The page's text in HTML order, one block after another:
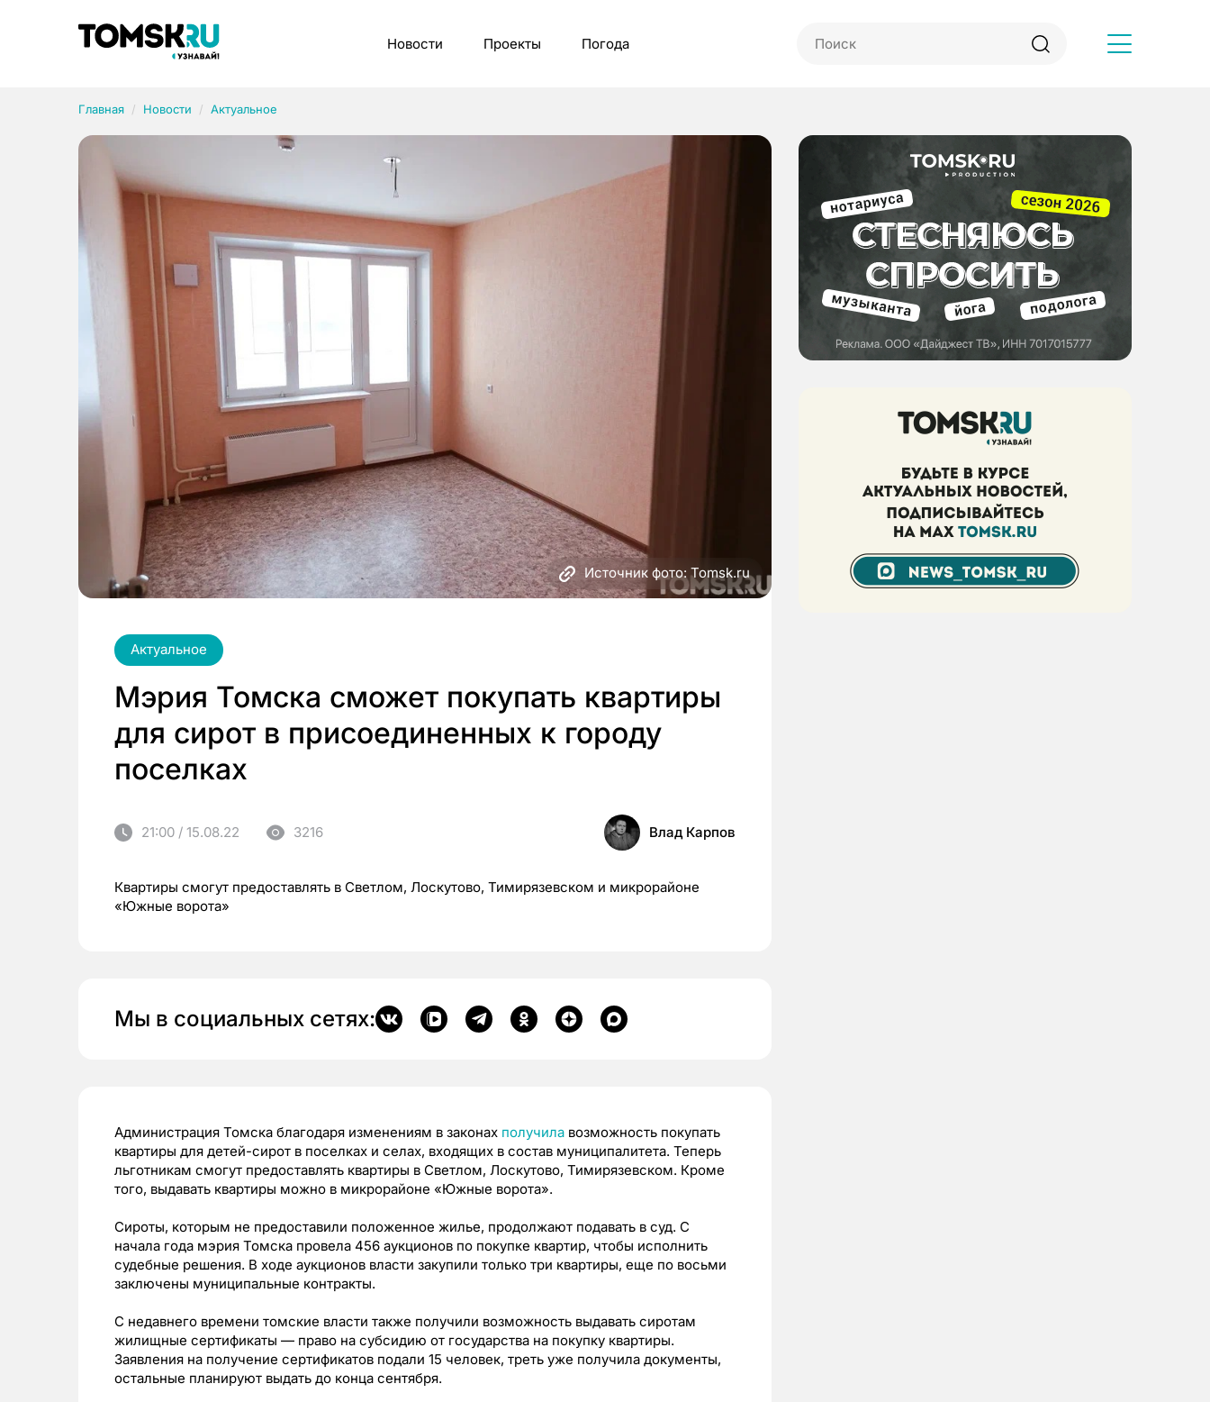
Новости Проекты Погода
Главная Новости Актуальное
Источник фото: Tomsk.ru
Актуальное
Мэрия Томска сможет покупать квартиры
для сирот в присоединенных к городу
поселках
21:00 / 15.08.22 3216 Влад Карпов
Квартиры смогут предоставлять в Светлом, Лоскутово, Тимирязевском и микрорайоне
«Южные ворота»
Мы в социальных сетях:
Администрация Томска благодаря изменениям в законах получила возможность покупать
квартиры для детей-сирот в поселках и селах, входящих в состав муниципалитета. Теперь
льготникам смогут предоставлять квартиры в Светлом, Лоскутово, Тимирязевском. Кроме
того, выдавать квартиры можно в микрорайоне «Южные ворота».
Сироты, которым не предоставили положенное жилье, продолжают подавать в суд. С
начала года мэрия Томска провела 456 аукционов по покупке квартир, чтобы исполнить
судебные решения. В ходе аукционов власти закупили только три квартиры, еще по восьми
заключены муниципальные контракты.
С недавнего времени томские власти также получили возможность выдавать сиротам
жилищные сертификаты — право на субсидию от государства на покупку квартиры.
Заявления на получение сертификатов подали 15 человек, треть уже получила документы,
остальные планируют выдать до конца сентября.
Рубрики